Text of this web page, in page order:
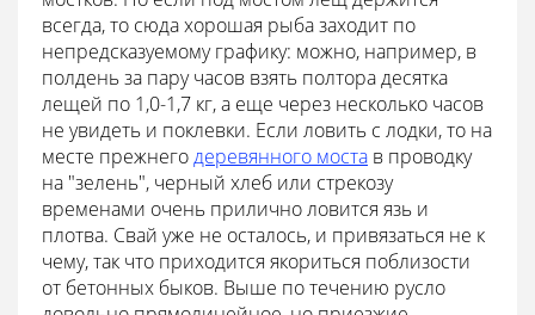
всегда, то сюда хорошая рыба заходит по
непредсказуемому графику: можно, например, в
полдень за пару часов взять полтора десятка
лещей по 1,0-1,7 кг, а еще через несколько часов
не увидеть и поклевки. Если ловить с лодки, то на
месте прежнегодеревянного моста в проводку
на "зелень", черный хлеб или стрекозу
временами очень прилично ловится язь и
плотва. Свай уже не осталось, и привязаться не к
чему, так что приходится якориться поблизости
от бетонных быков. Выше по течению русло